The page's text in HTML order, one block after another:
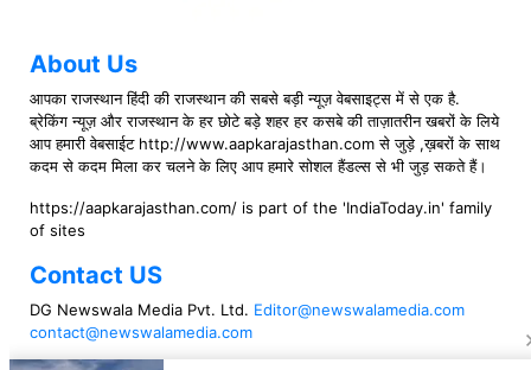
About Us
आपका राजस्थान हिंदी की राजस्थान की सबसे बड़ी न्यूज़ वेबसाइट्स में से एक है.
ब्रेकिंग न्यूज़ और राजस्थान के हर छोटे बड़े शहर हर कसबे की ताज़ातरीन खबरों के लिये
आप हमारी वेबसाईट http://www.aapkarajasthan.com से जुड़े ,ख़बरों के साथ
कदम से कदम मिला कर चलने के लिए आप हमारे सोशल हैंडल्स से भी जुड़ सकते हैं।
https://aapkarajasthan.com/ is part of the 'IndiaToday.in' family
of sites
Contact US
DG Newswala Media Pvt. Ltd. Editor@newswalamedia.com
contact@newswalamedia.com